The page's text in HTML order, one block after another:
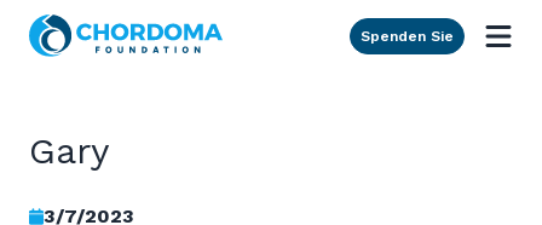
Skip to Main Content
Spenden Sie
Gary
3/7/2023